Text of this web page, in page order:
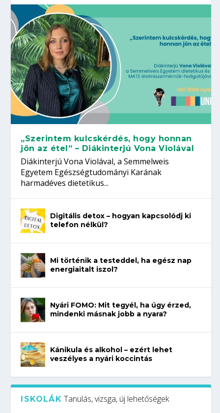
„Szerintem kulcskérdés, hogy honnan
jön az étel” – Diákinterjú Vona Violával
Diákinterjú Vona Violával, a Semmelweis
Egyetem Egészségtudományi Karának
harmadéves dietetikus...
Digitális detox – hogyan kapcsolódj ki
telefon nélkül?
Mi történik a testeddel, ha egész nap
energiaitalt iszol?
Nyári FOMO: Mit tegyél, ha úgy érzed,
mindenki másnak jobb a nyara?
Kánikula és alkohol – ezért lehet
veszélyes a nyári koccintás
ISKOLÁK Tanulás, vizsga, új lehetőségek